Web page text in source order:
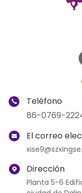
Teléfono
86-0769-
El correo
Dirección
Planta 5-6